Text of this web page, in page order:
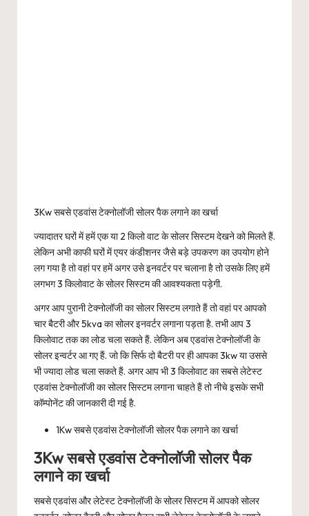
3Kw सबसे एडवांस टेक्नोलॉजी सोलर पैक लगाने का खर्चा
ज्यादातर घरों में हमें एक या 2 किलो वाट के सोलर सिस्टम देखने को मिलते हैं.
लेकिन अभी काफी घरों में एयर कंडीशनर जैसे बड़े उपकरण का उपयोग होने
लग गया है तो वहां पर हमें अगर उसे इनवर्टर पर चलाना है तो उसके लिए हमें
लगभग 3 किलोवाट के सोलर सिस्टम की आवश्यकता पड़ेगी.
अगर आप पुरानी टेक्नोलॉजी का सोलर सिस्टम लगाते हैं तो वहां पर आपको
चार बैटरी और 5kva का सोलर इनवर्टर लगाना पड़ता है. तभी आप 3
किलोवाट तक का लोड चला सकते हैं. लेकिन अब एडवांस टेक्नोलॉजी के
सोलर इन्वर्टर आ गए हैं. जो कि सिर्फ दो बैटरी पर ही आपका 3kw या उससे
भी ज्यादा लोड चला सकते हैं. अगर आप भी 3 किलोवाट का सबसे लेटेस्ट
एडवांस टेक्नोलॉजी का सोलर सिस्टम लगाना चाहते हैं तो नीचे इसके सभी
कॉम्पोनेंट की जानकारी दी गई है.
1Kw सबसे एडवांस टेक्नोलॉजी सोलर पैक लगाने का खर्चा
3Kw सबसे एडवांस टेक्नोलॉजी सोलर पैक
लगाने का खर्चा
सबसे एडवांस और लेटेस्ट टेक्नोलॉजी के सोलर सिस्टम में आपको सोलर